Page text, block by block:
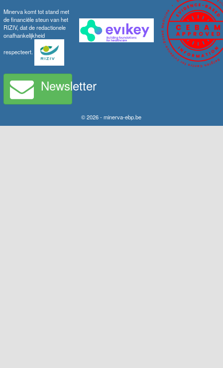
Minerva komt tot stand met
de financiële steun van het
RIZIV, dat de redactionele
onafhankelijkheid
respecteert.
Newsletter
© 2026 - minerva-ebp.be